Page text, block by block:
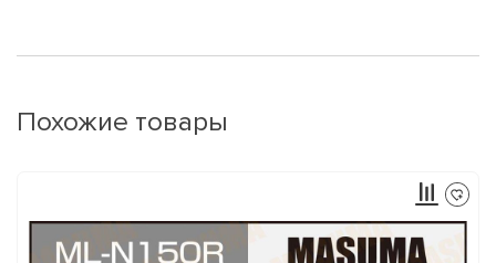
Похожие товары